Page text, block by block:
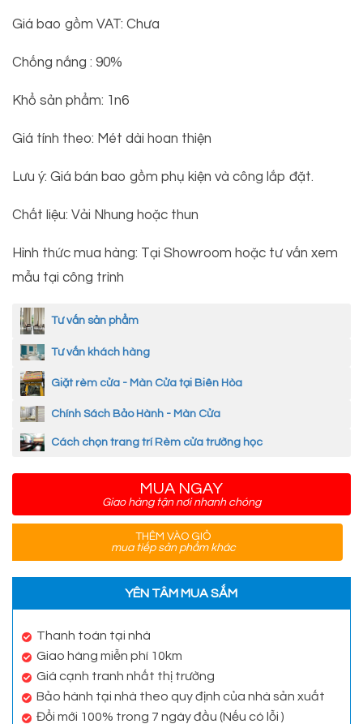
Giá bao gồm VAT: Chưa
Chống nắng : 90%
Khổ sản phẩm: 1n6
Giá tính theo: Mét dài hoan thiện
Lưu ý: Giá bán bao gồm phụ kiện và công lắp đặt.
Chất liệu: Vải Nhung hoặc thun
Hình thức mua hàng: Tại Showroom hoặc tư vấn xem
mẫu tại công trình
Tư vấn sản phẩm
Tư vấn khách hàng
Giặt rèm cửa - Màn Cửa tại Biên Hòa
Chính Sách Bảo Hành - Màn Cửa
Cách chọn trang trí Rèm cửa trường học
MUA NGAY
Giao hàng tận nơi nhanh chóng
THÊM VÀO GIỎ
mua tiếp sản phẩm khác
YÊN TÂM MUA SẮM
Thanh toán tại nhà
Giao hàng miễn phí 10km
Giá cạnh tranh nhất thị trường
Bảo hành tại nhà theo quy định của nhà sản xuất
Đổi mới 100% trong 7 ngày đầu (Nếu có lỗi )